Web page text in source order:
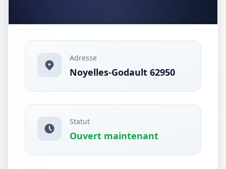
Adresse
Noyelles-Godault 62950
Statut
Ouvert maintenant